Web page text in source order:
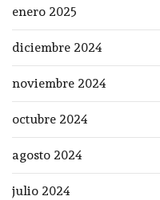
enero 2025
diciembre 2024
noviembre 2024
octubre 2024
agosto 2024
julio 2024